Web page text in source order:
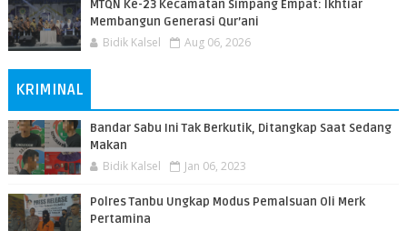
MTQN Ke-23 Kecamatan Simpang Empat: Ikhtiar
Membangun Generasi Qur’ani
Bidik Kalsel Aug 06, 2026
KRIMINAL
Bandar Sabu Ini Tak Berkutik, Ditangkap Saat Sedang
Makan
Bidik Kalsel Jan 06, 2023
Polres Tanbu Ungkap Modus Pemalsuan Oli Merk
Pertamina